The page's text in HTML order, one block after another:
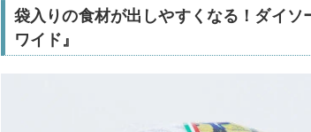
袋入りの食材が出しやすくなる！ダイソ
ワイド』